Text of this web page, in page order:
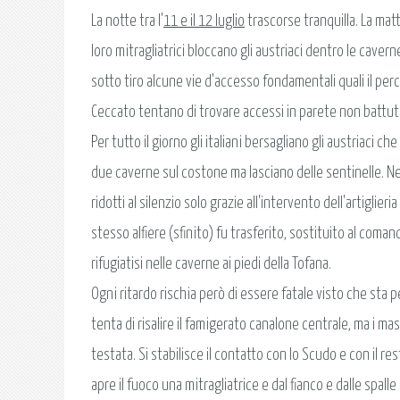
La notte tra l'11 e il 12 luglio trascorse tranquilla. La
loro mitragliatrici bloccano gli austriaci dentro le
sotto tiro alcune vie d'accesso fondamentali quali il
Ceccato tentano di trovare accessi in parete non
Per tutto il giorno gli italiani bersagliano gli austriaci
due caverne sul costone ma lasciano delle sentinelle.
ridotti al silenzio solo grazie all'intervento dell'artiglieria
stesso alfiere (sfinito) fu trasferito, sostituito al
rifugiatisi nelle caverne ai piedi della Tofana.
Ogni ritardo rischia però di essere fatale visto che sta
tenta di risalire il famigerato canalone centrale, ma i
testata. Si stabilisce il contatto con lo Scudo e con il
apre il fuoco una mitragliatrice e dal fianco e dalle